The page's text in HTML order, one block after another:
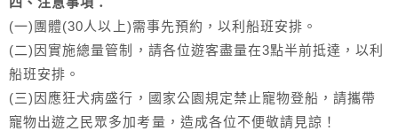
(一)團體(30人以上)需事先預約，以利船班安排。
(二)因實施總量管制，請各位遊客盡量在3點半前抵達，以利
船班安排。
(三)因應狂犬病盛行，國家公園規定禁止寵物登船，請攜帶
寵物出遊之民眾多加考量，造成各位不便敬請見諒！